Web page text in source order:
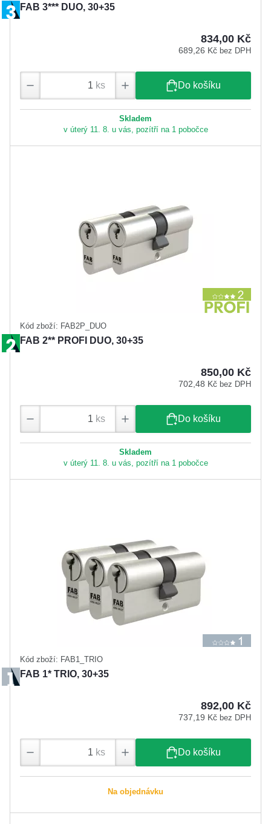
FAB 3*** DUO, 30+35
834,00 Kč
689,26 Kč bez DPH
ks Do košíku
Skladem
v úterý 11. 8. u vás, pozítří na 1 pobočce
Kód zboží: FAB2P_DUO
FAB 2** PROFI DUO, 30+35
850,00 Kč
702,48 Kč bez DPH
ks Do košíku
Skladem
v úterý 11. 8. u vás, pozítří na 1 pobočce
Kód zboží: FAB1_TRIO
FAB 1* TRIO, 30+35
892,00 Kč
737,19 Kč bez DPH
ks Do košíku
Na objednávku